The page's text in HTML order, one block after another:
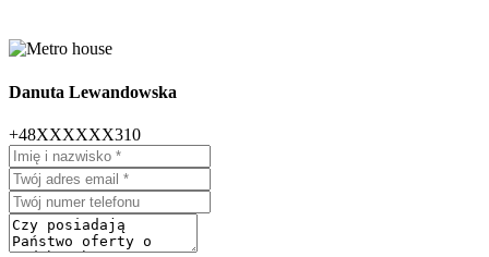
Danuta Lewandowska
+48XXXXXX310